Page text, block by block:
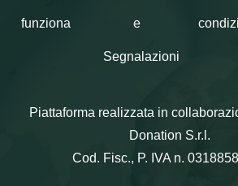
funziona e
Segnalazioni
Piattaforma realizzata in
Donation S.r.l.
Cod. Fisc., P. IVA n.